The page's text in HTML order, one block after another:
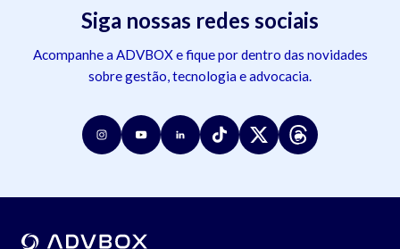
Siga nossas redes sociais
Acompanhe a ADVBOX e fique por dentro das novidades
sobre gestão, tecnologia e advocacia.